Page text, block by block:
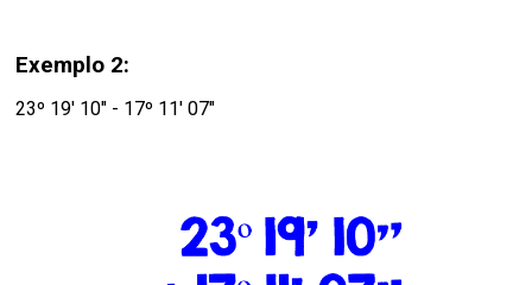
Exemplo 2:
23º 19' 10" - 17º 11' 07"